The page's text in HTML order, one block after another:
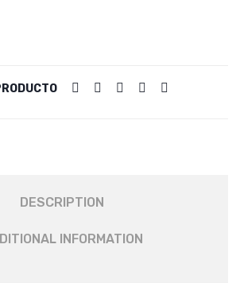
DESCRIPTION
INFORMATION